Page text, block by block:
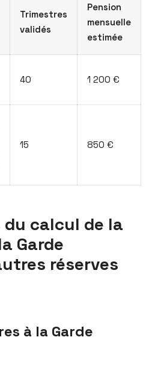
Trimestres
validés
Pension
mensuelle
estimée
40 1 200 €
15 850 €
calcul de la
Garde
réserves
à la Garde